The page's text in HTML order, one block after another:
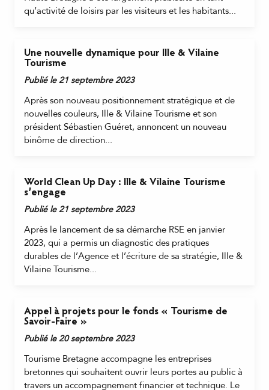
qu’activité de loisirs par les visiteurs et les habitants...
Une nouvelle dynamique pour Ille & Vilaine
Tourisme
Publié le 21 septembre 2023
Après son nouveau positionnement stratégique et de
nouvelles couleurs, Ille & Vilaine Tourisme et son
président Sébastien Guéret, annoncent un nouveau
binôme de direction...
World Clean Up Day : Ille & Vilaine Tourisme
s’engage
Publié le 21 septembre 2023
Après le lancement de sa démarche RSE en janvier
2023, qui a permis un diagnostic des pratiques
durables de l’Agence et l’écriture de sa stratégie, Ille &
Vilaine Tourisme...
Appel à projets pour le fonds « Tourisme de
Savoir-Faire »
Publié le 20 septembre 2023
Tourisme Bretagne accompagne les entreprises
bretonnes qui souhaitent ouvrir leurs portes au public à
travers un accompagnement financier et technique. Le